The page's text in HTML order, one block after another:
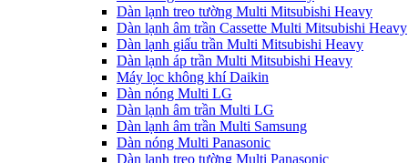
Dàn lạnh treo tường Multi Mitsubishi Heavy
Dàn lạnh âm trần Cassette Multi Mitsubishi Heavy
Dàn lạnh giấu trần Multi Mitsubishi Heavy
Dàn lạnh áp trần Multi Mitsubishi Heavy
Máy lọc không khí Daikin
Dàn nóng Multi LG
Dàn lạnh âm trần Multi LG
Dàn lạnh âm trần Multi Samsung
Dàn nóng Multi Panasonic
Dàn lạnh treo tường Multi Panasonic